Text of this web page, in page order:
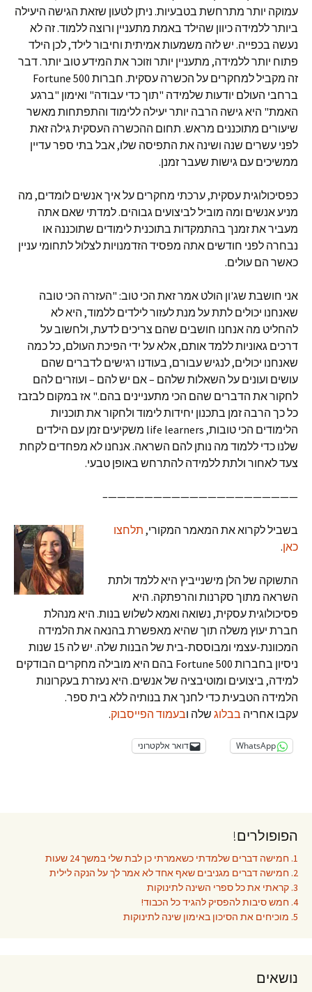
עמוקה יותר מתרחשת בטבעיות. ניתן לטעון שזאת הגישה היעילה
ביותר ללמידה כיוון שהילד באמת מתעניין ורוצה ללמוד. זה לא
נעשה בכפייה. יש לזה משמעות אמיתית וחיבור לילד, לכן הילד
פתוח יותר ללמידה, מתעניין יותר וזוכר את המידע טוב יותר. דבר
זה מקביל למחקרים על הכשרה עסקית. חברות Fortune 500
ברחבי העולם יודעות שלמידה "תוך כדי עבודה" ואימון "ברגע
האמת" היא גישה הרבה יותר יעילה ללימוד והתפתחות מאשר
שיעורים מתוכננים מראש. תחום ההכשרה העסקית גילה זאת
לפני עשרים שנה ושינה את התפיסה שלו, אבל בתי ספר עדיין
ממשיכים עם גישות שעבר זמנן.
כפסיכולוגית עסקית, ערכתי מחקרים על איך אנשים לומדים, מה
מניע אנשים ומה מוביל לביצועים גבוהים. למדתי שאם אתה
מעביר את זמנך בהתמקדות בתוכנית לימודים שתוכננה או
נבחרה לפני חודשים אתה מפסיד הזדמנויות לצלול לתחומי עניין
כאשר הם עולים.
אני חושבת שג'ון הולט אמר זאת הכי טוב: "העזרה הכי טובה
שאנחנו יכולים לתת על מנת לעזור לילדים ללמוד, היא לא
להחליט מה אנחנו חושבים שהם צריכים לדעת, ולחשוב על
דרכים גאוניות ללמד אותם, אלא על ידי הפיכת העולם, כל כמה
שאנחנו יכולים, לנגיש עבורם, בעודנו רגישים לדברים שהם
עושים ועונים על השאלות שלהם – אם יש להם – ועוזרים להם
לחקור את הדברים שהם הכי מתעניינים בהם." אז במקום לבזבז
כל כך הרבה זמן בתכנון יחידות לימוד ולחקור את תוכניות
הלימודים הכי טובות, life learners משקיעים זמן עם הילדים
שלנו כדי ללמוד מה נותן להם השראה. אנחנו לא מפחדים לקחת
צעד לאחור ולתת ללמידה להתרחש באופן טבעי.
—————————————————————–
בשביל לקרוא את המאמר המקורי, תלחצו
כאן.
התשוקה של הלן מישנייביץ היא ללמד ולתת
השראה מתוך סקרנות והרפתקה. היא
פסיכולוגית עסקית, נשואה ואמא לשלוש בנות. היא מנהלת
חברת יעוץ משלה תוך שהיא מאפשרת בהנאה את הלמידה
המכוונת-עצמי ומבוססת-בית של הבנות שלה. יש לה 15 שנות
ניסיון בחברות Fortune 500 בהם היא מובילה מחקרים הבודקים
למידה, ביצועים ומוטיבציה של אנשים. היא נעזרת בעקרונות
הלמידה הטבעית כדי לחנך את בנותיה ללא בית ספר.
עקבו אחריה בבלוג שלה ובעמוד הפייסבוק.
WhatsApp דואר אלקטרוני
הפופולרים!
1. חמישה דברים שלמדתי כשאמרתי כן לבת שלי במשך 24 שעות
2. חמישה דברים מגניבים שאף אחד לא אמר לך על הנקה לילית
3. קראתי את כל ספרי השינה לתינוקות
4. חמש סיבות להפסיק להגיד כל הכבוד!
5. מוכיחים את הסיכון באימון שינה לתינוקות
נושאים